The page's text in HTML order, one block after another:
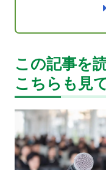
この記事を
こちらも見